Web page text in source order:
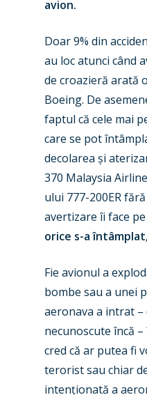
avion.
Doar 9% din
au loc atunci când
de croazieră arată
Boeing. De
faptul că cele mai
care se pot
decolarea și
370 Malaysia
ului 777-200ER
avertizare îi face
orice s-a
Fie avionul a
bombe sau a unei
aeronava a intrat –
necunoscute încă
cred că ar putea fi
terorist sau chiar
intenționată a